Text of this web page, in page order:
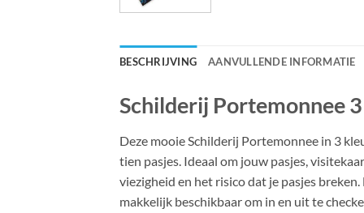
BESCHRIJVING AANVULLENDE INFORMATIE
Schilderij Portemonnee
Deze mooie Schilderij Portemonnee in 3
tien pasjes. Ideaal om jouw pasjes,
viezigheid en het risico dat je pasjes
makkelijk beschikbaar om in en uit te